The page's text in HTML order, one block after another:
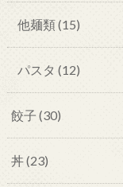
他麺類(15)
パスタ (12)
餃子 (30)
丼(23)